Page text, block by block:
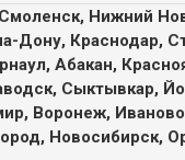
Нижний
Дону, Краснодар,
Абакан,
Сыктывкар,
Воронеж,
Новосибирск,